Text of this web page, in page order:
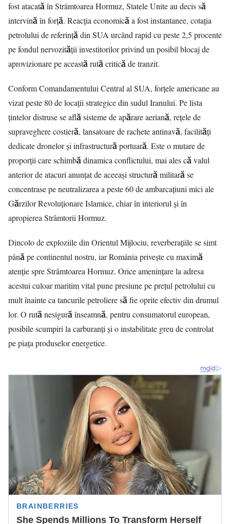
fost atacată în Strâmtoarea Hormuz, Statele Unite au decis să
intervină în forță. Reacția economică a fost instantanee, cotația
petrolului de referință din SUA urcând rapid cu peste 2,5 procente
pe fondul nervozității investitorilor privind un posibil blocaj de
aprovizionare pe această rută critică de tranzit.
Conform Comandamentului Central al SUA, forțele americane au
vizat peste 80 de locații strategice din sudul Iranului. Pe lista
țintelor distruse se află sisteme de apărare aeriană, rețele de
supraveghere costieră, lansatoare de rachete antinavă, facilități
dedicate dronelor și infrastructură portuară. Este o mutare de
proporții care schimbă dinamica conflictului, mai ales că valul
anterior de atacuri anunțat de aceeași structură militară se
concentrase pe neutralizarea a peste 60 de ambarcațiuni mici ale
Gărzilor Revoluționare Islamice, chiar în interiorul și în
apropierea Strâmtorii Hormuz.
Dincolo de exploziile din Orientul Mijlociu, reverberațiile se simt
până pe continentul nostru, iar România privește cu maximă
atenție spreStrâmtoarea Hormuz. Orice amenințare la adresa
acestui culoar maritim vital pune presiune pe prețul petrolului cu
mult înainte ca tancurile petroliere să fie oprite efectiv din drumul
lor. O rută nesigură înseamnă, pentru consumatorul european,
posibile scumpiri la carburanți și o instabilitate greu de controlat
pe piața produselor energetice.